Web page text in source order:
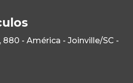
- América - Joinville/SC -